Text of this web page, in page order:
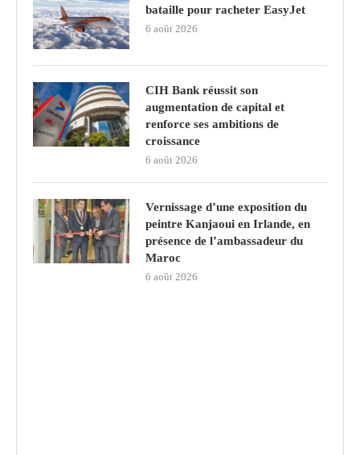
bataille pour racheter EasyJet
6 août 2026
CIH Bank réussit son
augmentation de capital et
renforce ses ambitions de
croissance
6 août 2026
Vernissage d’une exposition du
peintre Kanjaoui en Irlande, en
présence de l’ambassadeur du
Maroc
6 août 2026